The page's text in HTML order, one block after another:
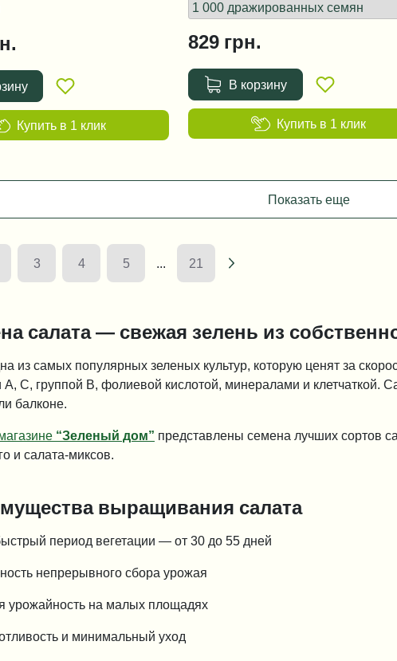
Купить в 1 клик
829грн.
В корзину
Купить в 1 клик
Показать еще
3 4 5 21
салата — свежая зелень из
из самых популярных зеленых культур, которую ценят за
С, группой B, фолиевой кислотой, минералами и клетчаткой.
балконе.
“Зеленый дом” представлены семена лучших сортов
и салата-миксов.
выращивания салата
период вегетации — от 30 до 55 дней
непрерывного сбора урожая
урожайность на малых площадях
и минимальный уход